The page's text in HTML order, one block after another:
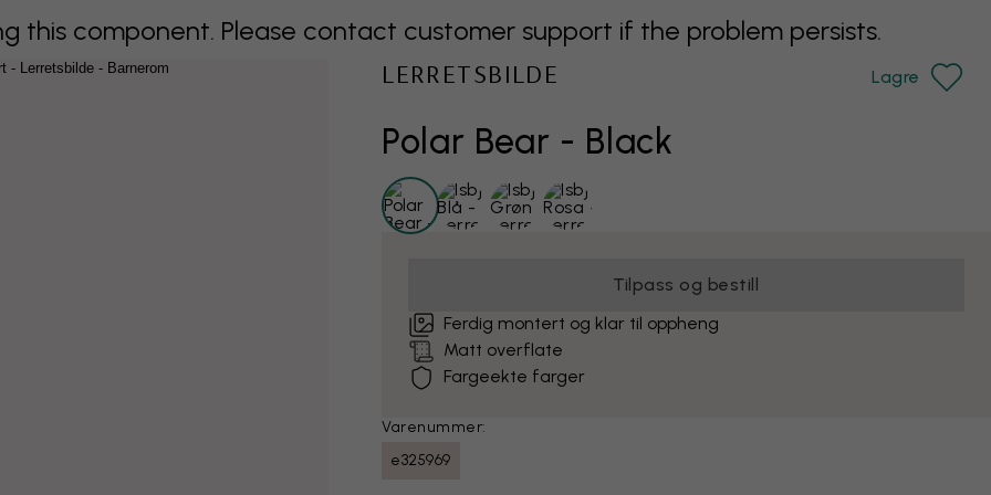
this component. Please contact customer support if the problem persists.
Polar Bear - Black
LERRETSBILDE Lagre
Tilpass og bestill
Ferdig montert og klar til oppheng
Matt overflate
Fargeekte farger
Varenummer:
e325969